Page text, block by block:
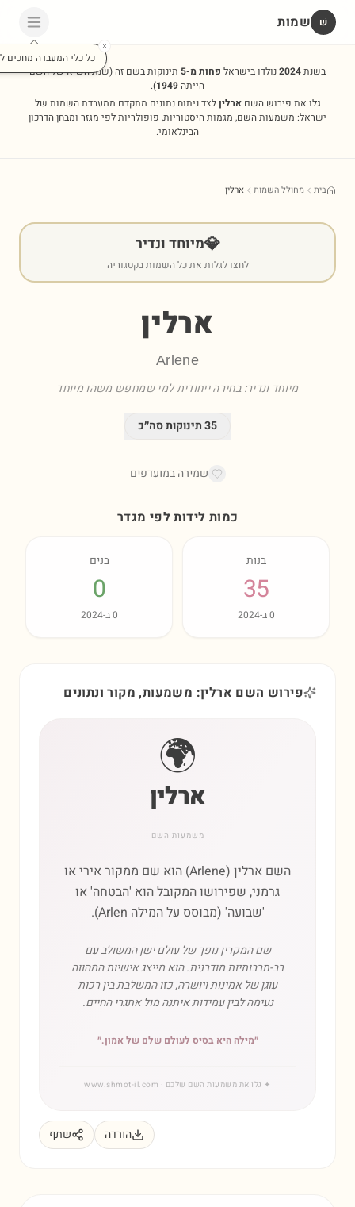
שׁ שמות
כל כלי המעבדה מחכים
בשנת2024נולדו בישראל פחות מ-5 תינוקות בשם זה(שנת השיא של השם
הייתה1949
).
גלו את פירוש השםארליןלצד ניתוח נתונים מתקדם ממעבדת השמות של
ישראל: משמעות השם, מגמות היסטוריות, פופולריות לפי מגזר ומבחן הדרכון
הבינלאומי.
בית מחולל השמות ארלין
💎מיוחד ונדיר
לחצו לגלות את כל השמות בקטגוריה
ארלין
Arlene
מיוחד ונדיר: בחירה ייחודית למי שמחפש משהו מיוחד
35תינוקות סה״כ
שמירה במועדפים
כמות לידות לפי מגדר
בנות
35
0ב-2024
בנים
0
0ב-2024
פירוש השם ארלין: משמעות, מקור ונתונים
🌍
ארלין
משמעות השם
השם ארלין (Arlene) הוא שם ממקור אירי או
גרמני, שפירושו המקובל הוא 'הבטחה' או
'שבועה' (מבוסס על המילה Arlen).
שם המקרין נופך של עולם ישן המשולב עם
רב-תרבותיות מודרנית. הוא מייצג אישיות המהווה
עוגן של אמינות ויושרה, כזו המשלבת בין רכות
נעימה לבין עמידות איתנה מול אתגרי החיים.
״מילה היא בסיס לעולם שלם של אמון.״
✦ גלו את משמעות השם שלכם · www.shmot-il.com
הורדה שתף